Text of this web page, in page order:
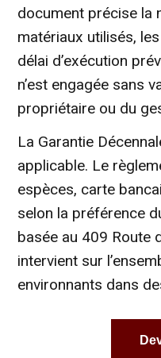
document précise la
matériaux utilisés,
délai d’exécution
n’est engagée sans
propriétaire ou du
La Garantie
applicable. Le
espèces, carte
selon la préférence
basée au 409 Route
intervient sur
environnants dans